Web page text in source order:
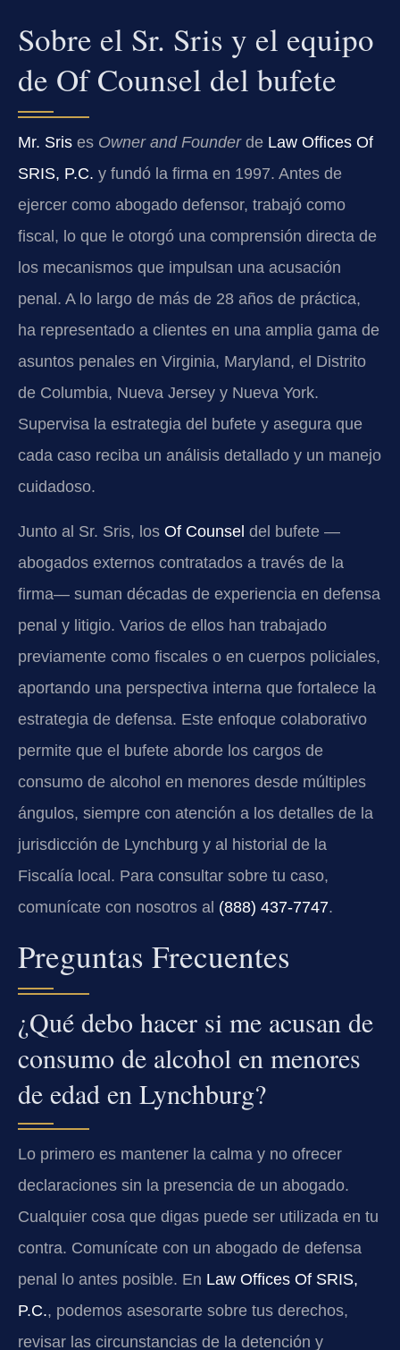
Sobre el Sr. Sris y el equipo
de Of Counsel del bufete
Mr. Sris es Owner and Founderde Law Offices Of
SRIS, P.C. y fundó la firma en 1997. Antes de
ejercer como abogado defensor, trabajó como
fiscal, lo que le otorgó una comprensión directa de
los mecanismos que impulsan una acusación
penal. A lo largo de más de 28 años de práctica,
ha representado a clientes en una amplia gama de
asuntos penales en Virginia, Maryland, el Distrito
de Columbia, Nueva Jersey y Nueva York.
Supervisa la estrategia del bufete y asegura que
cada caso reciba un análisis detallado y un manejo
cuidadoso.
Junto al Sr. Sris, los Of Counsel del bufete —
abogados externos contratados a través de la
firma— suman décadas de experiencia en defensa
penal y litigio. Varios de ellos han trabajado
previamente como fiscales o en cuerpos policiales,
aportando una perspectiva interna que fortalece la
estrategia de defensa. Este enfoque colaborativo
permite que el bufete aborde los cargos de
consumo de alcohol en menores desde múltiples
ángulos, siempre con atención a los detalles de la
jurisdicción de Lynchburg y al historial de la
Fiscalía local. Para consultar sobre tu caso,
comunícate con nosotros al (888) 437‑7747.
Preguntas Frecuentes
¿Qué debo hacer si me acusan de
consumo de alcohol en menores
de edad en Lynchburg?
Lo primero es mantener la calma y no ofrecer
declaraciones sin la presencia de un abogado.
Cualquier cosa que digas puede ser utilizada en tu
contra. Comunícate con un abogado de defensa
penal lo antes posible. En Law Offices Of SRIS,
P.C., podemos asesorarte sobre tus derechos,
revisar las circunstancias de la detención y